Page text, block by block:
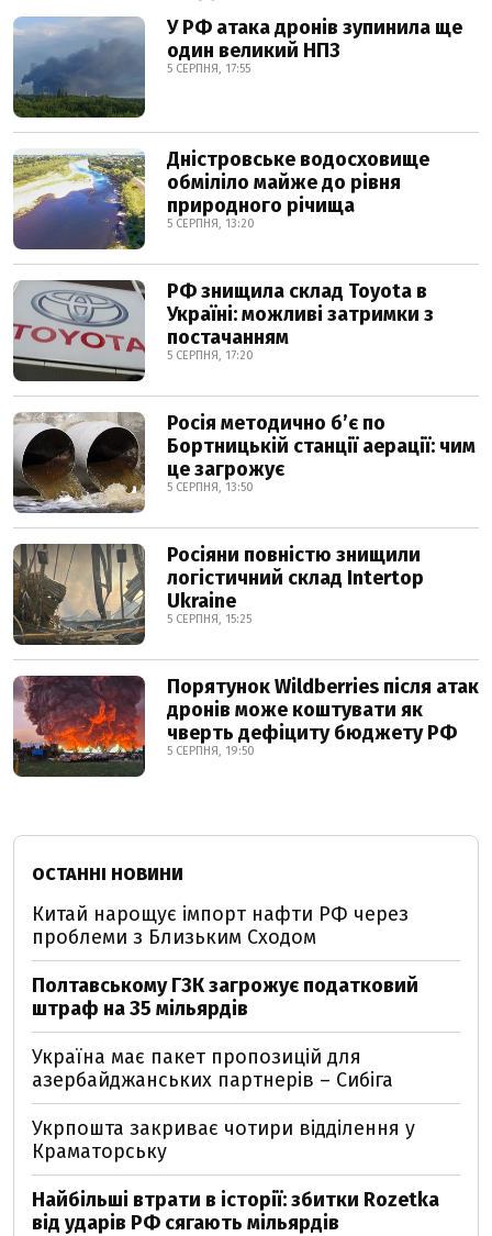
У РФ атака дронів зупинила ще
один великий НПЗ
5 СЕРПНЯ, 17:55
Дністровське водосховище
обміліло майже до рівня
природного річища
5 СЕРПНЯ, 13:20
РФ знищила склад Toyota в
Україні: можливі затримки з
постачанням
5 СЕРПНЯ, 17:20
Росія методично б’є по
Бортницькій станції аерації: чим
це загрожує
5 СЕРПНЯ, 13:50
Росіяни повністю знищили
логістичний склад Intertop
Ukraine
5 СЕРПНЯ, 15:25
Порятунок Wildberries після атак
дронів може коштувати як
чверть дефіциту бюджету РФ
5 СЕРПНЯ, 19:50
ОСТАННІ НОВИНИ
Китай нарощує імпорт нафти РФ через
проблеми з Близьким Сходом
Полтавському ГЗК загрожує податковий
штраф на 35 мільярдів
Україна має пакет пропозицій для
азербайджанських партнерів – Сибіга
Укрпошта закриває чотири відділення у
Краматорську
Найбільші втрати в історії: збитки Rozetka
від ударів РФ сягають мільярдів